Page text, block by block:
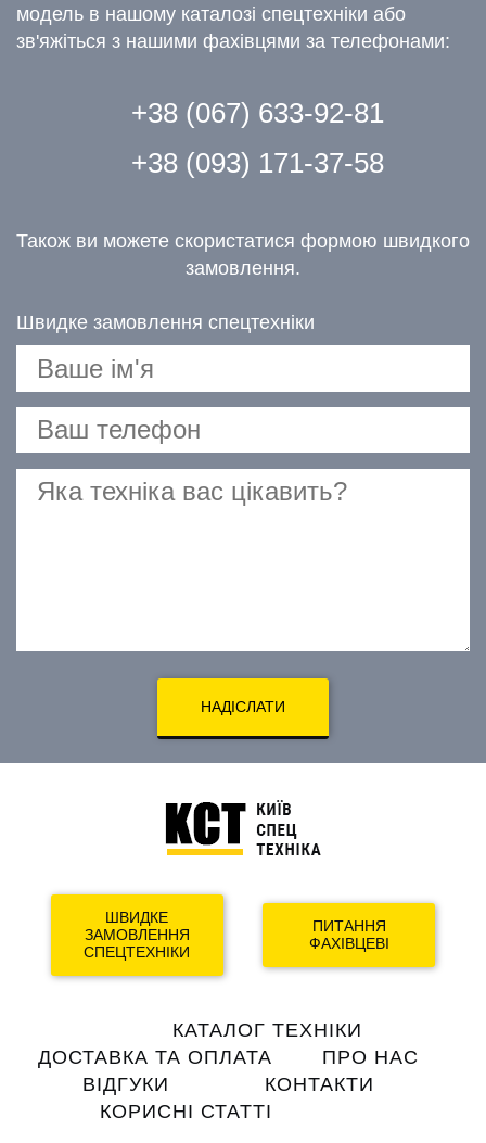
модель в нашому каталозі спецтехніки або
зв'яжіться з нашими фахівцями за телефонами:
+38 (067) 633-92-81
+38 (093) 171-37-58
Також ви можете скористатися формою швидкого
замовлення.
Швидке замовлення спецтехніки
НАДІСЛАТИ
ШВИДКЕ
ЗАМОВЛЕННЯ
СПЕЦТЕХНІКИ
ПИТАННЯ
ФАХІВЦЕВІ
navigation
КАТАЛОГ ТЕХНІКИ
ДОСТАВКА ТА ОПЛАТА
ПРО НАС
ВІДГУКИ
КОНТАКТИ
КОРИСНІ СТАТТІ